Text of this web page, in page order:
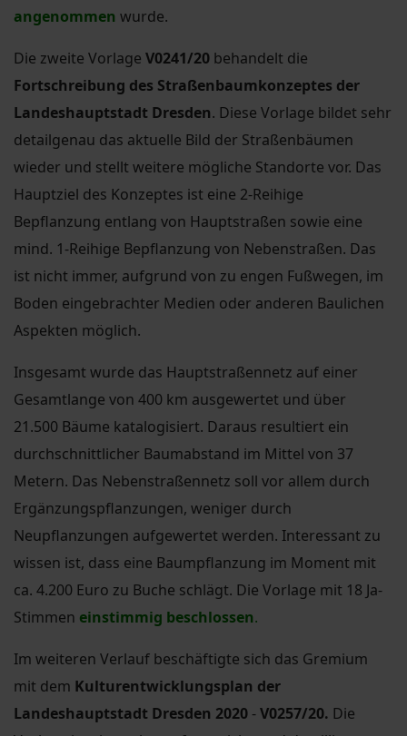
angenommen wurde.
Die zweite Vorlage V0241/20 behandelt die
Fortschreibung des Straßenbaumkonzeptes der
Landeshauptstadt Dresden. Diese Vorlage bildet sehr
detailgenau das aktuelle Bild der Straßenbäumen
wieder und stellt weitere mögliche Standorte vor. Das
Hauptziel des Konzeptes ist eine 2-Reihige
Bepflanzung entlang von Hauptstraßen sowie eine
mind. 1-Reihige Bepflanzung von Nebenstraßen. Das
ist nicht immer, aufgrund von zu engen Fußwegen, im
Boden eingebrachter Medien oder anderen Baulichen
Aspekten möglich.
Insgesamt wurde das Hauptstraßennetz auf einer
Gesamtlange von 400 km ausgewertet und über
21.500 Bäume katalogisiert. Daraus resultiert ein
durchschnittlicher Baumabstand im Mittel von 37
Metern. Das Nebenstraßennetz soll vor allem durch
Ergänzungspflanzungen, weniger durch
Neupflanzungen aufgewertet werden. Interessant zu
wissen ist, dass eine Baumpflanzung im Moment mit
ca. 4.200 Euro zu Buche schlägt. Die Vorlage mit 18 Ja-
Stimmen einstimmig beschlossen.
Im weiteren Verlauf beschäftigte sich das Gremium
mit dem Kulturentwicklungsplan der
Landeshauptstadt Dresden 2020 -V0257/20. Die